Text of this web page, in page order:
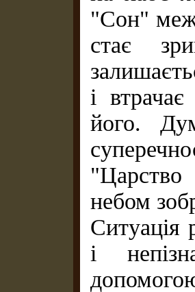
"Сон"
стає
і
його.
небом
Ситуація
і